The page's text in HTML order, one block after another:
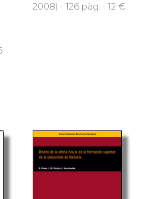
2008) · 126 pàg. · 12 €